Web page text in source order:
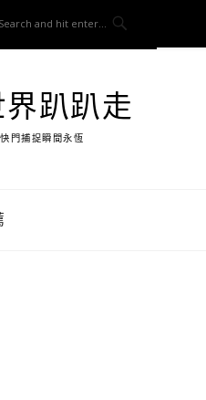
趴趴走
門捕捉瞬間永恆